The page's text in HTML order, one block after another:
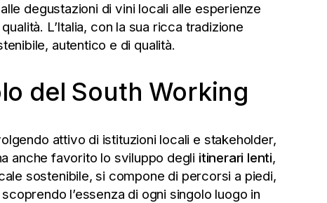
degustazioni di vini locali alle esperienze
L’Italia, con la sua ricca tradizione
autentico e di qualità.
del South Working
attivo di istituzioni locali e stakeholder,
anche favorito lo sviluppo degli itinerari lenti,
sostenibile, si compone di percorsi a piedi,
l’essenza di ogni singolo luogo in